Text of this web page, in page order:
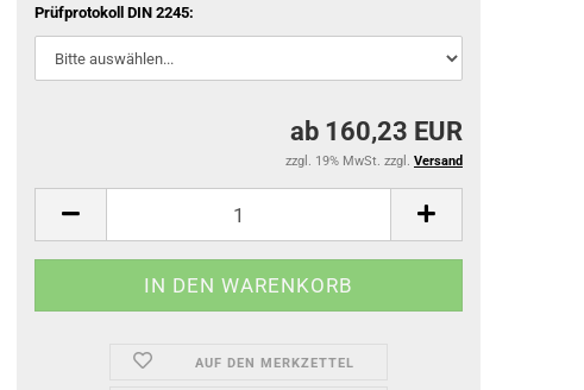
Prüfprotokoll DIN 2245:
ab 160,23 EUR
zzgl. 19% MwSt. zzgl. Versand
AUF DEN MERKZETTEL